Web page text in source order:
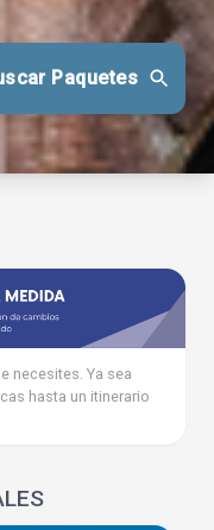
Paquetes
necesites. Ya sea
hasta un itinerario